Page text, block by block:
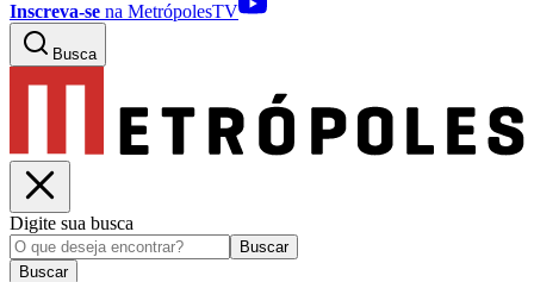
Inscreva-se na MetrópolesTV
Busca
Digite sua busca
Buscar
Buscar